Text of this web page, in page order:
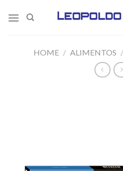
HOME / ALIMENTOS /